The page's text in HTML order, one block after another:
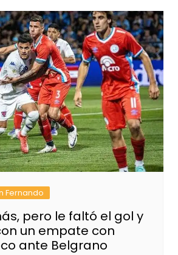
Fernando
pero le faltó el gol y
un empate con
ante Belgrano